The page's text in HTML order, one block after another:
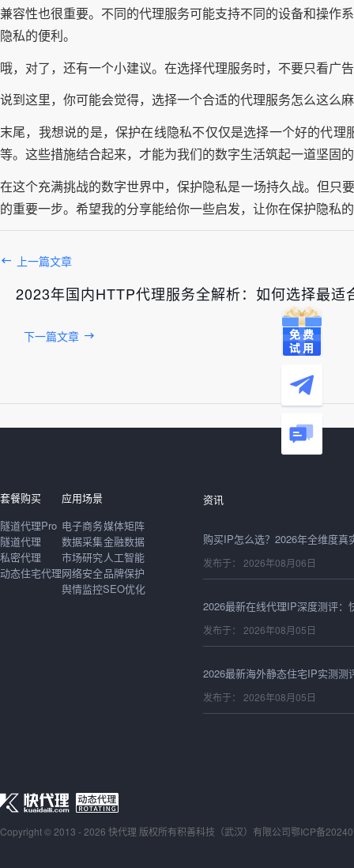
兼容性也很重要。不同的代理服务可能支持不同的设备和操作
隐私的便利。
哦，对了，还有一个小建议。在选择代理服务时，不要只看广
说到这里，你可能会觉得，选择一个合适的代理服务怎么这么
末尾，我想说的是，保护在线隐私不仅仅是选择一个好的代
等。这些措施结合起来，才能为我们的数字生活筑起一道坚固
在这个充满挑战的数字世界中，保护隐私是一场持久战。但只
的重要一步。希望我的分享能给你一些启发，让你在保护隐私
上一篇文章
2023年国内HTTP代理服务全解析：如何选择最适
下一篇文章
套餐购买
隧道代理Pro
隧道代理
私密代理
动态住宅代理
应用场景
电子商务
数据采集
市场研究
网络安全
舆情监控
媒体矩阵
金融数据
人工智能
品牌保护
SEO优化
资讯
发布于： 2026年08月06日
发布于： 2026年08月06日
发布于： 2026年08月05日
发布于： 2026年08月05日
发布于： 2026年08月05日
Copyright © 2013 - 2026 快代理 版权所有积善科技（武汉）有限公司鄂ICP备